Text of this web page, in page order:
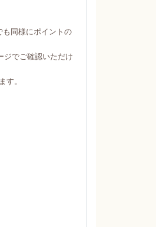
も同様にポイントの
でご確認いただけ
す。